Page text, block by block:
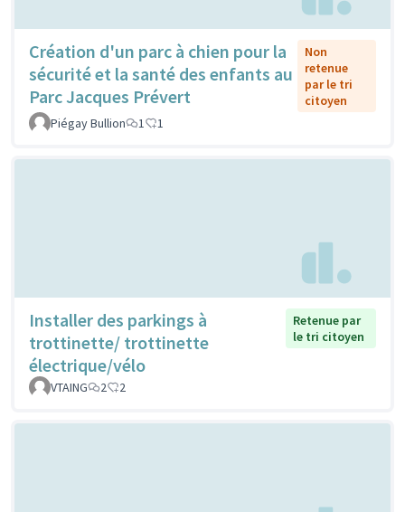
Création d'un parc à chien pour la
sécurité et la santé des enfants au
Parc Jacques Prévert
Non
retenue
par le tri
citoyen
Piégay Bullion
1 1
Installer des parkings à
trottinette/ trottinette
électrique/vélo
Retenue par
le tri citoyen
VTAING 2 2